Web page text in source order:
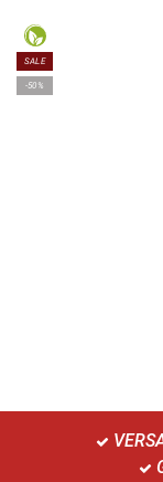
SALE
-50%